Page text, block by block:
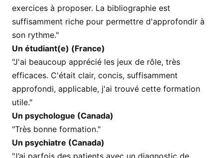
exercices à proposer. La bibliographie est
suffisamment riche pour permettre d'approfondir à
son rythme."
Un étudiant(e) (France)
"J'ai beaucoup apprécié les jeux de rôle, très
efficaces. C'était clair, concis, suffisamment
approfondi, applicable, j'ai trouvé cette formation
utile."
Un psychologue (Canada)
"Très bonne formation."
Un psychiatre (Canada)
"J’ai parfois des patients avec un diagnostic de